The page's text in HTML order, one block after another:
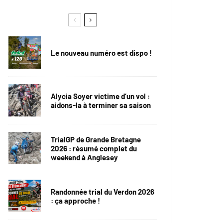
Le nouveau numéro est dispo !
Alycia Soyer victime d’un vol :
aidons-la à terminer sa saison
TrialGP de Grande Bretagne
2026 : résumé complet du
weekend à Anglesey
Randonnée trial du Verdon 2026
: ça approche !